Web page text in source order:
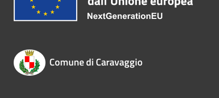
Comune di Caravaggio